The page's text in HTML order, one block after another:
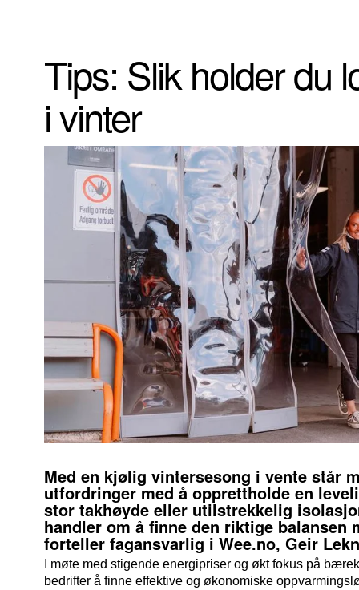
Tips: Slik holder du
i vinter
Med en kjølig vintersesong i vente står
utfordringer med å opprettholde en
stor takhøyde eller utilstrekkelig
handler om å finne den riktige balansen
forteller fagansvarlig i Wee.no, Geir
I møte med stigende energipriser og økt fokus på
bedrifter å finne effektive og økonomiske